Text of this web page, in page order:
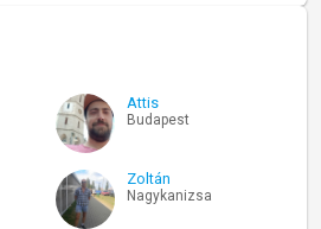
Attis
Budapest
Zoltán
Nagykanizsa